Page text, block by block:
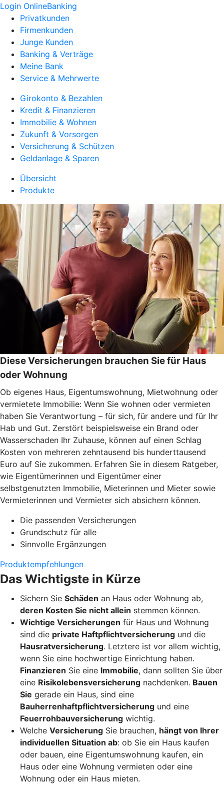
Login OnlineBanking
Privatkunden
Firmenkunden
Junge Kunden
Banking & Verträge
Meine Bank
Service & Mehrwerte
Girokonto & Bezahlen
Kredit & Finanzieren
Immobilie & Wohnen
Zukunft & Vorsorgen
Versicherung & Schützen
Geldanlage & Sparen
Übersicht
Produkte
Diese Versicherungen brauchen Sie für Haus
oder Wohnung
Ob eigenes Haus, Eigentumswohnung, Mietwohnung oder
vermietete Immobilie: Wenn Sie wohnen oder vermieten
haben Sie Verantwortung – für sich, für andere und für Ihr
Hab und Gut. Zerstört beispielsweise ein Brand oder
Wasserschaden Ihr Zuhause, können auf einen Schlag
Kosten von mehreren zehntausend bis hunderttausend
Euro auf Sie zukommen. Erfahren Sie in diesem Ratgeber,
wie Eigentümerinnen und Eigentümer einer
selbstgenutzten Immobilie, Mieterinnen und Mieter sowie
Vermieterinnen und Vermieter sich absichern können.
Die passenden Versicherungen
Grundschutz für alle
Sinnvolle Ergänzungen
Produktempfehlungen
Das Wichtigste in Kürze
Sichern Sie Schäden an Haus oder Wohnung ab,
deren Kosten Sie nicht allein stemmen können.
Wichtige Versicherungen für Haus und Wohnung
sind die private Haftpflichtversicherung und die
Hausratversicherung. Letztere ist vor allem wichtig,
wenn Sie eine hochwertige Einrichtung haben.
Finanzieren Sie eine Immobilie, dann sollten Sie über
eine Risikolebensversicherung nachdenken. Bauen
Sie gerade ein Haus, sind eine
Bauherrenhaftpflichtversicherung und eine
Feuerrohbauversicherung wichtig.
Welche Versicherung Sie brauchen, hängt von Ihrer
individuellen Situation ab: ob Sie ein Haus kaufen
oder bauen, eine Eigentumswohnung kaufen, ein
Haus oder eine Wohnung vermieten oder eine
Wohnung oder ein Haus mieten.